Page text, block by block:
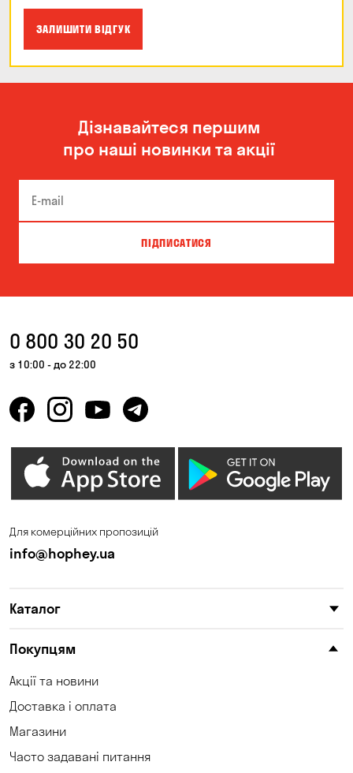
ЗАЛИШИТИ ВІДГУК
Дізнавайтеся першим
про наші новинки та акції
ПІДПИСАТИСЯ
0 800 30 20 50
з 10:00 - до 22:00
Для комерційних пропозицій
info@hophey.ua
Каталог
Покупцям
Акції та новини
Доставка і оплата
Магазини
Часто задавані питання